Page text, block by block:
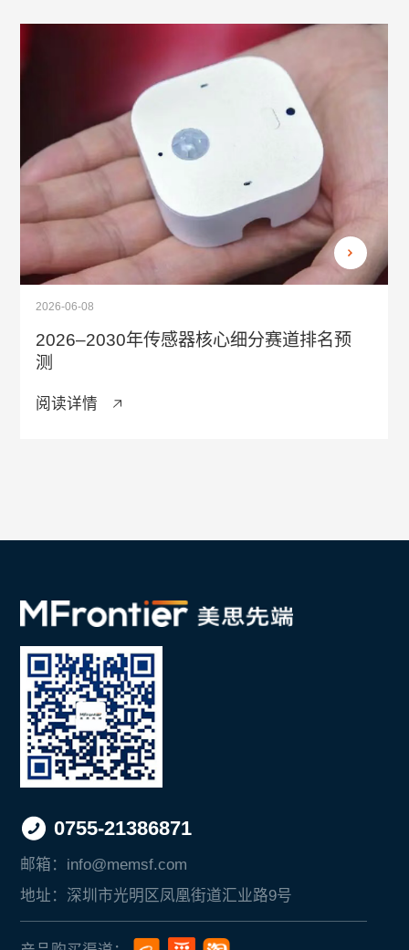
2026-06-08
2026–2030年传感器核心细分赛道排名预
测
阅读详情
0755-21386871
邮箱： info@memsf.com
地址： 深圳市光明区凤凰街道汇业路9号